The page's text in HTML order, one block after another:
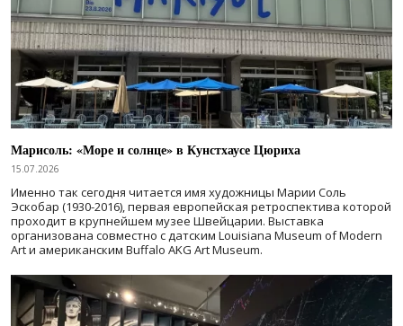
Марисоль: «Море и солнце» в Кунстхаусе Цюриха
15.07.2026
Именно так сегодня читается имя художницы Марии Соль
Эскобар (1930-2016), первая европейская ретроспектива которой
проходит в крупнейшем музее Швейцарии. Выставка
организована совместно с датским Louisiana Museum of Modern
Art и американским Buffalo AKG Art Museum.